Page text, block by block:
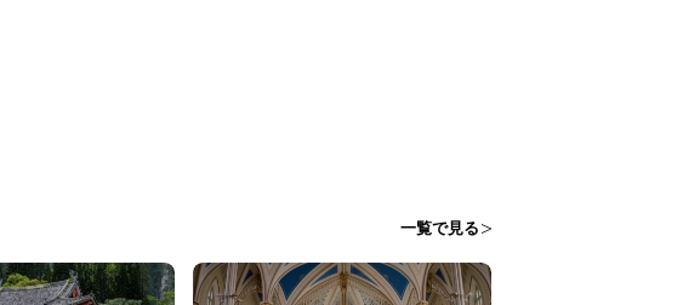
一覧で見る